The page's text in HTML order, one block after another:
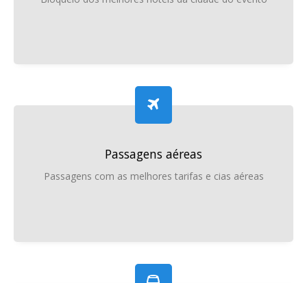
Passagens aéreas
Passagens com as melhores tarifas e cias aéreas